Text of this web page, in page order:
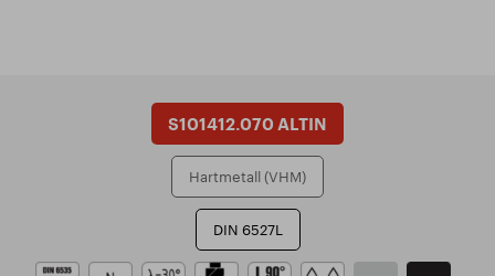
S101412.070 ALTIN
Hartmetall (VHM)
DIN 6527L